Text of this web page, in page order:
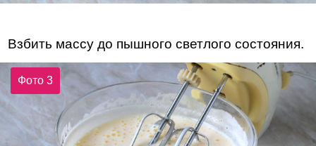
Взбить массу до пышного светлого состояния.
Фото 3